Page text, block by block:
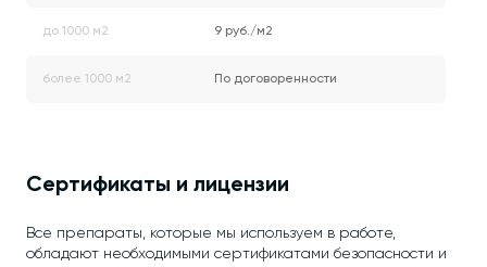
до 1000 м2 9 руб./м2
более 1000 м2 По договоренности
Сертификаты и лицензии
Все препараты, которые мы используем в работе,
обладают необходимыми сертификатами безопасности и